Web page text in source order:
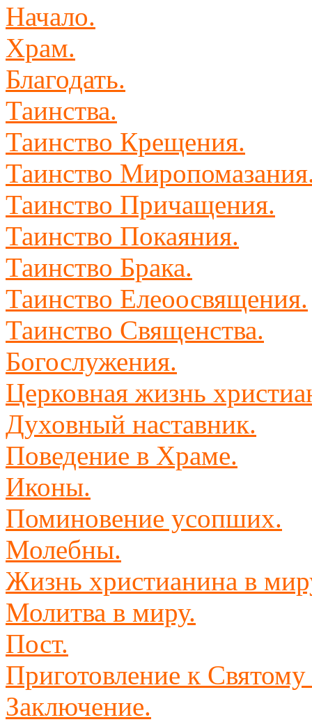
Начало.
Храм.
Благодать.
Таинства.
Таинство Крещения.
Таинство
Таинство Причащения.
Таинство Покаяния.
Таинство Брака.
Таинство Елеоосвящения.
Таинство Священства.
Богослужения.
Церковная жизнь
Духовный наставник.
Поведение в Храме.
Иконы.
Поминовение усопших.
Молебны.
Жизнь христианина в
Молитва в миру.
Пост.
Приготовление к
Заключение.